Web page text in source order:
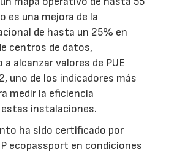
es una mejora de la
de hasta un 25% en
centros de datos,
alcanzar valores de PUE
uno de los indicadores más
medir la eficiencia
instalaciones.
ha sido certificado por
ecopassport en condiciones